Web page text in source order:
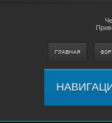
ГЛАВНАЯ